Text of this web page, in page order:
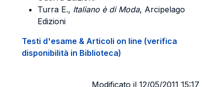
Turra E., Italiano è di Moda, Arcipelago
Edizioni
Testi d'esame & Articoli on line (verifica
disponibilità in Biblioteca)
Modificato il 12/05/2011 15:17